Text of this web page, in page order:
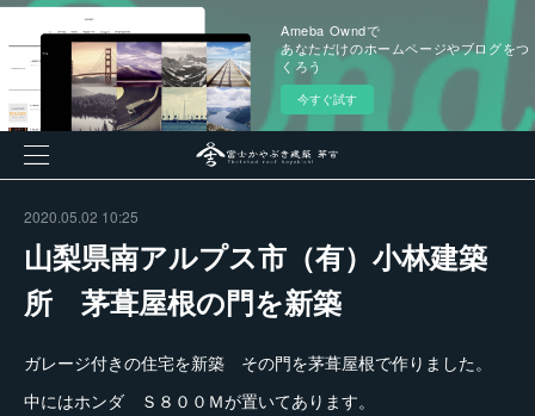
Ameba Owndで
あなただけのホームページやブログをつ
くろう
今すぐ試す
2020.05.02 10:25
山梨県南アルプス市（有）小林建築
所 茅葺屋根の門を新築
ガレージ付きの住宅を新築 その門を茅葺屋根で作りました。
中にはホンダ Ｓ８００Ｍが置いてあります。